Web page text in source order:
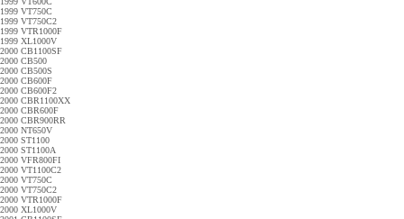
1999 VT750C
1999 VT750C2
1999 VTR1000F
1999 XL1000V
2000 CB1100SF
2000 CB500
2000 CB500S
2000 CB600F
2000 CB600F2
2000 CBR1100XX
2000 CBR600F
2000 CBR900RR
2000 NT650V
2000 ST1100
2000 ST1100A
2000 VFR800FI
2000 VT1100C2
2000 VT750C
2000 VT750C2
2000 VTR1000F
2000 XL1000V